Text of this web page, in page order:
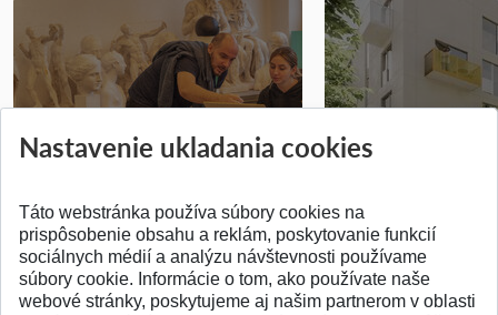
Pridané 14.07.2026 Pridané 03.07.2026
Nastavenie ukladania cookies
Táto webstránka používa súbory cookies na
prispôsobenie obsahu a reklám, poskytovanie funkcií
sociálnych médií a analýzu návštevnosti používame
súbory cookie. Informácie o tom, ako používate naše
webové stránky, poskytujeme aj našim partnerom v oblasti